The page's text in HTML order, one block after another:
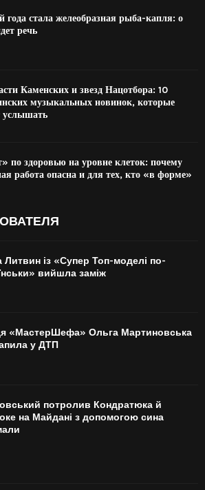
года стала желеобразная рыба-капля: о
речь
Каменских и звезд Нацотбора: 10
музыкальных новинок, которые
услышать
по здоровью на уровне клеток: почему
работа опасна и для тех, кто «в форме»
із «Супер Топ-моделі по-
вийшла заміж
«МастерШефа» Ольга Мартиновська
у ДТП
потролив Кондратюка й
на Майдані з допомогою сина